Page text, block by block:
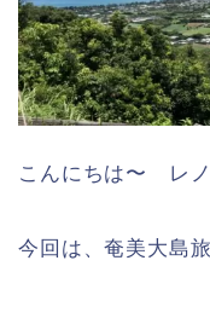
こんにちは〜 レノ
今回は、奄美大島